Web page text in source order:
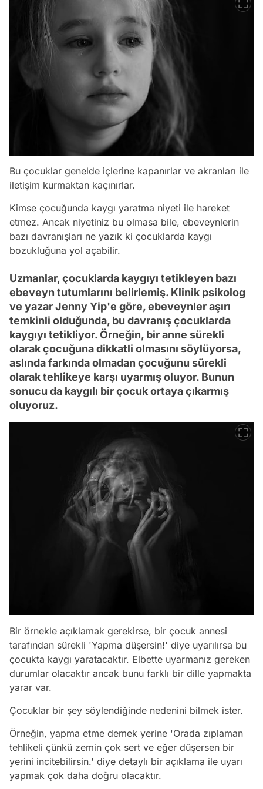
Bu çocuklar genelde içlerine kapanırlar ve akranları ile
iletişim kurmaktan kaçınırlar.
Kimse çocuğunda kaygı yaratma niyeti ile hareket
etmez. Ancak niyetiniz bu olmasa bile, ebeveynlerin
bazı davranışları ne yazık ki çocuklarda kaygı
bozukluğuna yol açabilir.
Uzmanlar, çocuklarda kaygıyı tetikleyen bazı
ebeveyn tutumlarını belirlemiş. Klinik psikolog
ve yazar Jenny Yip'e göre, ebeveynler aşırı
temkinli olduğunda, bu davranış çocuklarda
kaygıyı tetikliyor. Örneğin, bir anne sürekli
olarak çocuğuna dikkatli olmasını söylüyorsa,
aslında farkında olmadan çocuğunu sürekli
olarak tehlikeye karşı uyarmış oluyor. Bunun
sonucu da kaygılı bir çocuk ortaya çıkarmış
oluyoruz.
Bir örnekle açıklamak gerekirse, bir çocuk annesi
tarafından sürekli 'Yapma düşersin!' diye uyarılırsa bu
çocukta kaygı yaratacaktır. Elbette uyarmanız gereken
durumlar olacaktır ancak bunu farklı bir dille yapmakta
yarar var.
Çocuklar bir şey söylendiğinde nedenini bilmek ister.
Örneğin, yapma etme demek yerine 'Orada zıplaman
tehlikeli çünkü zemin çok sert ve eğer düşersen bir
yerini incitebilirsin.' diye detaylı bir açıklama ile uyarı
yapmak çok daha doğru olacaktır.